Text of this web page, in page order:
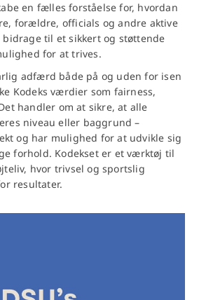
en fælles forståelse for, hvordan
forældre, officials og andre aktive
til et sikkert og støttende
for at trives.
adfærd både på og uden for isen
Kodeks værdier som fairness,
handler om at sikre, at alle
niveau eller baggrund –
og har mulighed for at udvikle sig
forhold. Kodekset er et værktøj til
hvor trivsel og sportslig
resultater.